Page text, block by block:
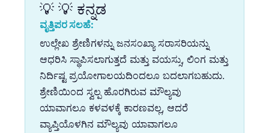
💡 💡 ಕನ್ನಡ
ವೃತ್ತಿಪರ ಸಲಹೆ:
ಉಲ್ಲೇಖ ಶ್ರೇಣಿಗಳನ್ನು ಜನಸಂಖ್ಯಾ ಸರಾಸರಿಯನ್ನು
ಆಧರಿಸಿ ಸ್ಥಾಪಿಸಲಾಗುತ್ತದೆ ಮತ್ತು ವಯಸ್ಸು, ಲಿಂಗ ಮತ್ತು
ನಿರ್ದಿಷ್ಟ ಪ್ರಯೋಗಾಲಯದಿಂದಲೂ ಬದಲಾಗಬಹುದು.
ಶ್ರೇಣಿಯಿಂದ ಸ್ವಲ್ಪ ಹೊರಗಿರುವ ಮೌಲ್ಯವು
ಯಾವಾಗಲೂ ಕಳವಳಕ್ಕೆ ಕಾರಣವಲ್ಲ, ಆದರೆ
ವ್ಯಾಪ್ತಿಯೊಳಗಿನ ಮೌಲ್ಯವು ಯಾವಾಗಲೂ